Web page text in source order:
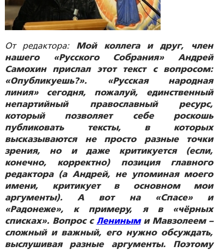
От редактора:Мой коллега и друг, член
нашего «Русского Собрания» Андрей
Самохин прислал этот текст с вопросом:
«Опубликуешь?». «Русская народная
линия» сегодня, пожалуй, единственный
непартийный православный ресурс,
который позволяет себе роскошь
публиковать тексты, в которых
высказываются не просто разные точки
зрения, но и даже критикуется (если,
конечно, корректно) позиция главного
редактора (а Андрей, не упоминая моего
имени, критикует в основном мои
аргументы). А вот на «Спасе» и
«Радонеже», к примеру, я в «чёрных
списках». Вопрос с Лениными Мавзолеем –
сложный и важный, его нужно обсуждать,
выслушивая разные аргументы. Поэтому